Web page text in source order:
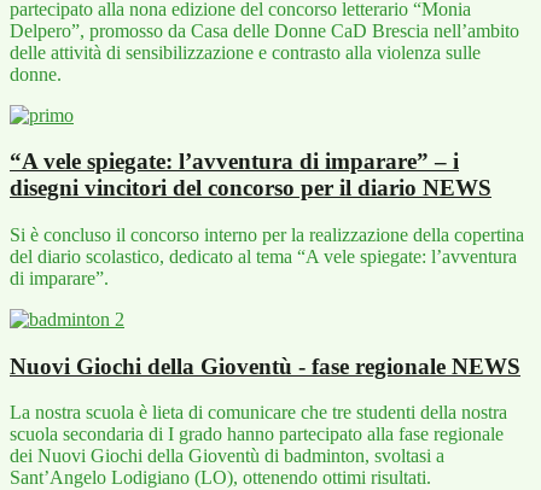
partecipato alla nona edizione del concorso letterario “Monia
Delpero”, promosso da Casa delle Donne CaD Brescia nell’ambito
delle attività di sensibilizzazione e contrasto alla violenza sulle
donne.
“A vele spiegate: l’avventura di imparare” – i
disegni vincitori del concorso per il diario NEWS
Si è concluso il concorso interno per la realizzazione della copertina
del diario scolastico, dedicato al tema “A vele spiegate: l’avventura
di imparare”.
Nuovi Giochi della Gioventù - fase regionale NEWS
La nostra scuola è lieta di comunicare che tre studenti della nostra
scuola secondaria di I grado hanno partecipato alla fase regionale
dei Nuovi Giochi della Gioventù di badminton, svoltasi a
Sant’Angelo Lodigiano (LO), ottenendo ottimi risultati.